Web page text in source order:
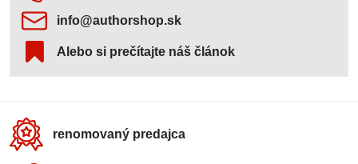
info​@authorshop​.sk
Alebo si prečítajte náš článok
renomovaný predajca